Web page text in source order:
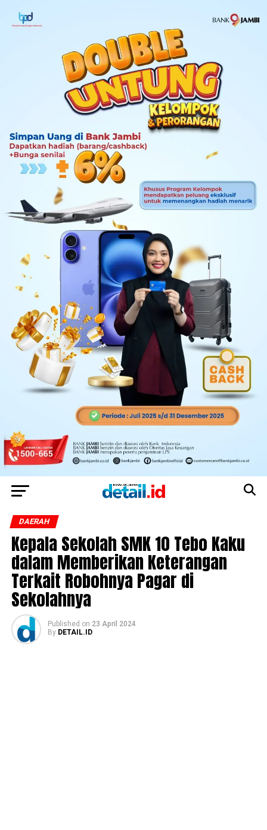
DAERAH
Kepala Sekolah SMK 10 Tebo Kaku
dalam Memberikan Keterangan
Terkait Robohnya Pagar di
Sekolahnya
Published on 23 April 2024
By DETAIL.ID